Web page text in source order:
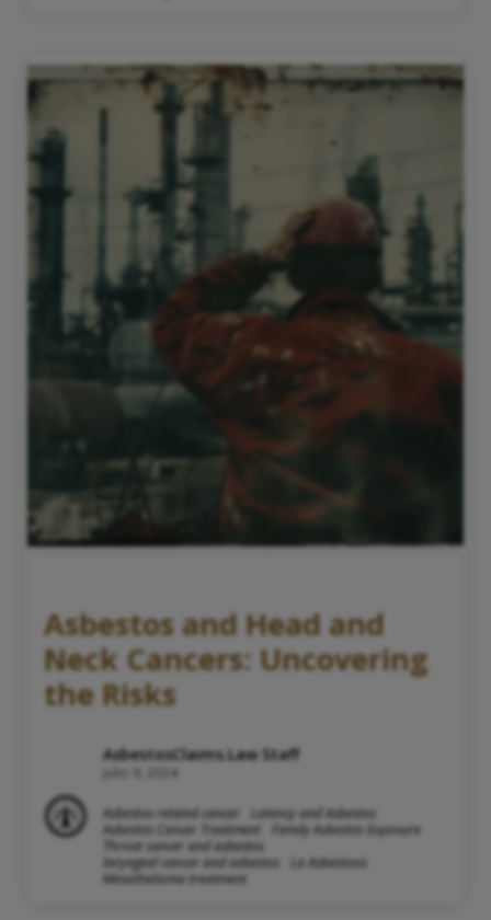
Asbestos and Head and
Neck Cancers: Uncovering
the Risks
AsbestosClaims.Law Staff
julio 9, 2024
Asbestos related cancer
Latency and Asbestos
Asbestos Cancer Treatment
Family Asbestos Exposure
Throat cancer and asbestos
laryngeal cancer and asbestos
La Asbestosis
Mesothelioma treatment